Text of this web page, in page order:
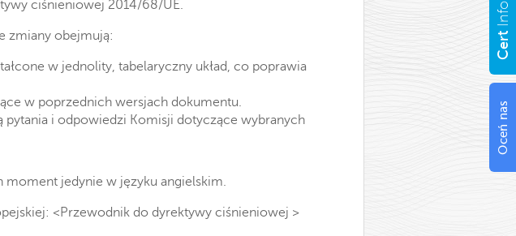
Cert
Info
Oceń nas
ciśnieniowej 2014/68/UE.
zmiany obejmują:
w jednolity, tabelaryczny układ, co poprawia
w poprzednich wersjach dokumentu.
pytania i odpowiedzi Komisji dotyczące wybranych
jedynie w języku angielskim.
<Przewodnik do dyrektywy ciśnieniowej >